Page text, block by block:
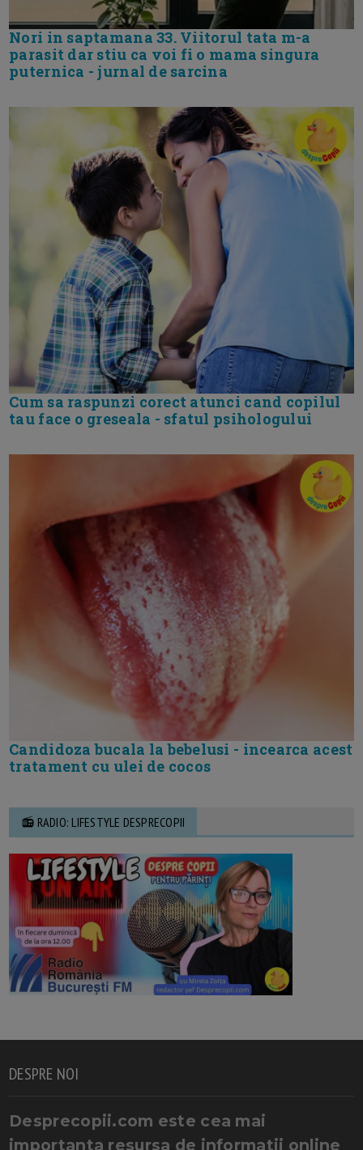
Nori in saptamana 33. Viitorul tata m-a
parasit dar stiu ca voi fi o mama singura
puternica - jurnal de sarcina
Cum sa raspunzi corect atunci cand copilul
tau face o greseala - sfatul psihologului
Candidoza bucala la bebelusi - incearca acest
tratament cu ulei de cocos
📻 RADIO: LIFESTYLE DESPRECOPII
DESPRE NOI
Desprecopii.com este cea mai
importanta resursa de informatii online